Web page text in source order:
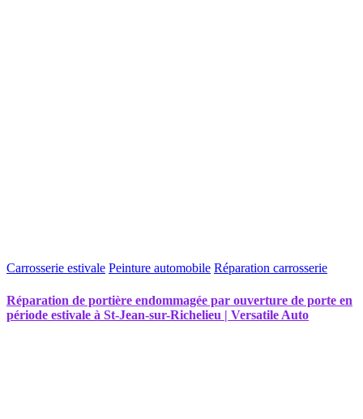
Carrosserie estivale Peinture automobile Réparation carrosserie
Réparation de portière endommagée par ouverture de porte en
période estivale à St-Jean-sur-Richelieu | Versatile Auto